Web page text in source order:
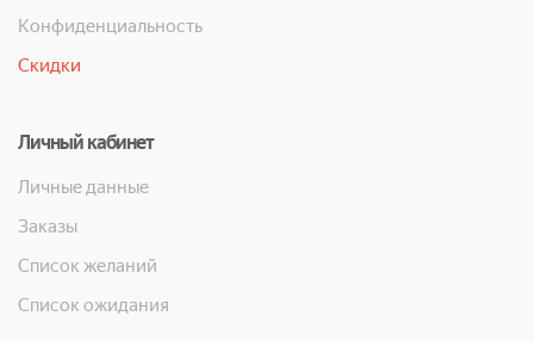
Конфиденциальность
Скидки
Личный кабинет
Личные данные
Заказы
Список желаний
Список ожидания